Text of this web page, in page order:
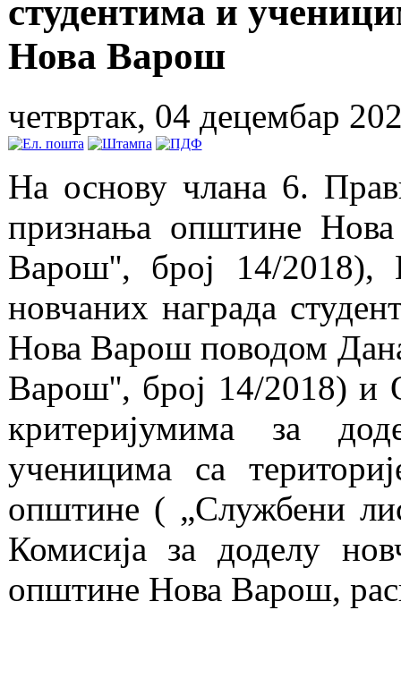
студентима и
Нова Варош
четвртак, 04 децембар
На основу члана 6.
признања општине
Варош'', број 14/2018),
новчаних награда
Нова Варош поводом
Варош'', број 14/2018) и
критеријумима за
ученицима са
општине ( „Службени
Комисија за доделу
општине Нова Варош,